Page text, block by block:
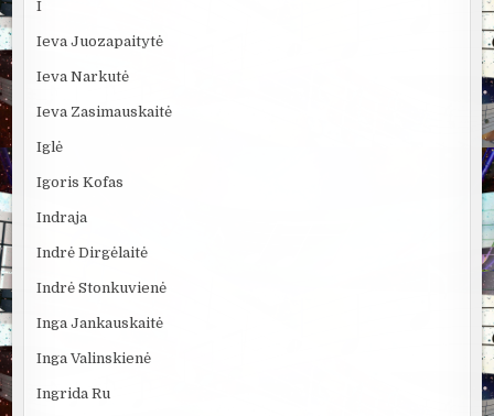
I
Ieva Juozapaitytė
Ieva Narkutė
Ieva Zasimauskaitė
Iglė
Igoris Kofas
Indraja
Indrė Dirgėlaitė
Indrė Stonkuvienė
Inga Jankauskaitė
Inga Valinskienė
Ingrida Ru